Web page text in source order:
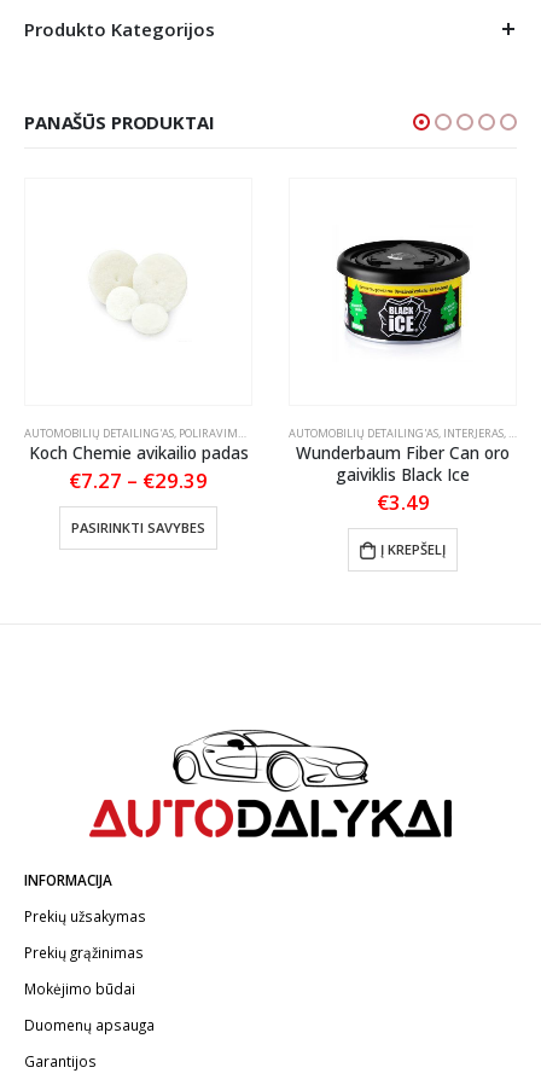
Produkto Kategorijos
PANAŠŪS PRODUKTAI
VINILO IR GUMOS VALYMAS ,TEKSTILĖS PRIEŽIŪRA
AUTOMOBILIŲ DETAILING'AS, POLIRAVIMO PADAI
Koch Chemie avikailio padas
€7.27 – €29.39
€29.39
PASIRINKTI SAVYBES
This product has multiple variants. The options may be chosen on the product page
AUTOMOBILIŲ DETAILING'AS, INTERJERAS,
Wunderbaum Fiber Can oro
gaiviklis Black Ice
€3.49
Į KREPŠELĮ
INFORMACIJA
Prekių užsakymas
Prekių grąžinimas
Mokėjimo būdai
Duomenų apsauga
Garantijos